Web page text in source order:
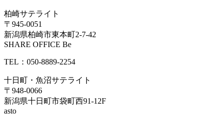
柏崎サテライト
〒945-0051
新潟県柏崎市東本町2-7-42
SHARE OFFICE Be
TEL：050-8889-2254
十日町・魚沼サテライト
〒948-0066
新潟県十日町市袋町西91-12F
asto